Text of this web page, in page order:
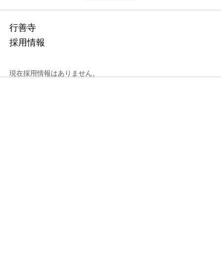
行善寺
採用情報
現在採用情報はありません。